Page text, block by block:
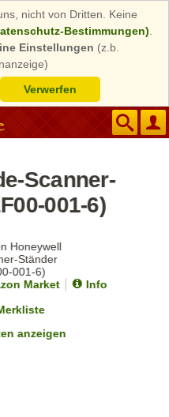
nicht von Dritten. Keine
Bestimmungen)
Einstellungen (z.b.
Verwerfen
Scanner-
001-6)
Market
Info
anzeigen